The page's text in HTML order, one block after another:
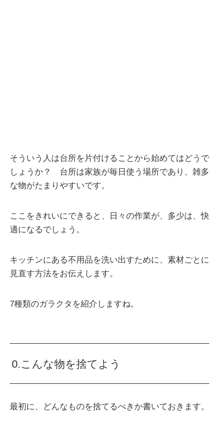
そういう人は台所を片付けることから始めてはどうで
しょうか？ 台所は家族が毎日使う場所であり、雑多
な物がたまりやすいです。
ここをきれいにできると、日々の作業が、多少は、快
適になるでしょう。
キッチンにある不用品を洗い出すために、素材ごとに
見直す方法をお伝えします。
7種類のガラクタを紹介しますね。
0.こんな物を捨てよう
最初に、どんなものを捨てるべきか書いておきます。